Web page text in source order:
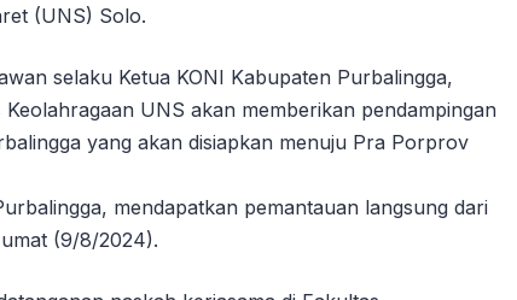
(UNS) Solo.
selaku Ketua KONI Kabupaten Purbalingga,
UNS akan memberikan pendampingan
yang akan disiapkan menuju Pra Porprov
mendapatkan pemantauan langsung dari
(9/8/2024).